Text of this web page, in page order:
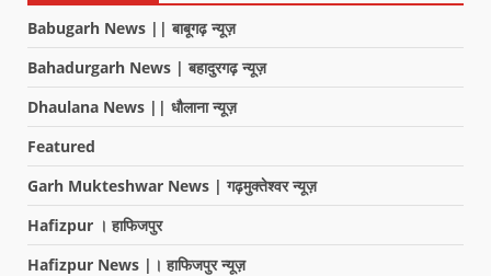
Babugarh News || बाबूगढ़ न्यूज़
Bahadurgarh News | बहादुरगढ़ न्यूज़
Dhaulana News || धौलाना न्यूज़
Featured
Garh Mukteshwar News | गढ़मुक्तेश्वर न्यूज़
Hafizpur । हाफिजपुर
Hafizpur News |। हाफिजपुर न्यूज़